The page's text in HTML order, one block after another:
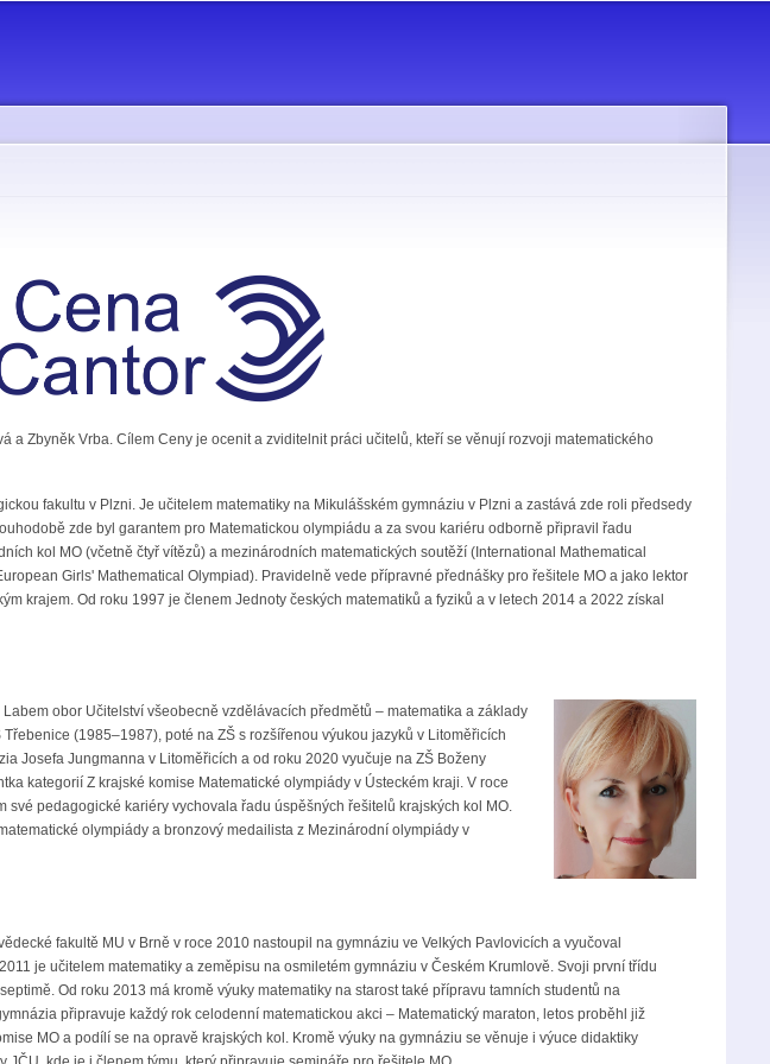
a Zbyněk Vrba. Cílem Ceny je ocenit a zviditelnit práci učitelů, kteří se věnují rozvoji matematického
fakultu v Plzni. Je učitelem matematiky na Mikulášském gymnáziu v Plzni a zastává zde roli předsedy
zde byl garantem pro Matematickou olympiádu a za svou kariéru odborně připravil řadu
kol MO (včetně čtyř vítězů) a mezinárodních matematických soutěží (International Mathematical
Girls' Mathematical Olympiad). Pravidelně vede přípravné přednášky pro řešitele MO a jako lektor
krajem. Od roku 1997 je členem Jednoty českých matematiků a fyziků a v letech 2014 a 2022 získal
obor Učitelství všeobecně vzdělávacích předmětů – matematika a základy
(1985–1987), poté na ZŠ s rozšířenou výukou jazyků v Litoměřicích
Josefa Jungmanna v Litoměřicích a od roku 2020 vyučuje na ZŠ Boženy
kategorií Z krajské komise Matematické olympiády v Ústeckém kraji. V roce
pedagogické kariéry vychovala řadu úspěšných řešitelů krajských kol MO.
olympiády a bronzový medailista z Mezinárodní olympiády v
fakultě MU v Brně v roce 2010 nastoupil na gymnáziu ve Velkých Pavlovicích a vyučoval
je učitelem matematiky a zeměpisu na osmiletém gymnáziu v Českém Krumlově. Svoji první třídu
Od roku 2013 má kromě výuky matematiky na starost také přípravu tamních studentů na
připravuje každý rok celodenní matematickou akci – Matematický maraton, letos proběhl již
MO a podílí se na opravě krajských kol. Kromě výuky na gymnáziu se věnuje i výuce didaktiky